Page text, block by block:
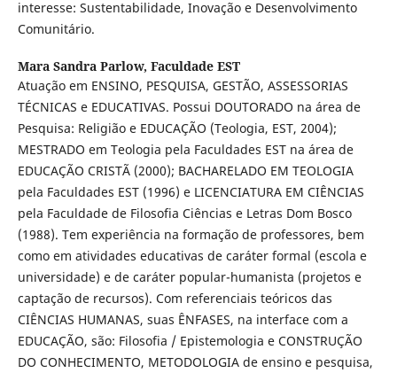
interesse: Sustentabilidade, Inovação e Desenvolvimento
Comunitário.
Mara Sandra Parlow, Faculdade EST
Atuação em ENSINO, PESQUISA, GESTÃO, ASSESSORIAS
TÉCNICAS e EDUCATIVAS. Possui DOUTORADO na área de
Pesquisa: Religião e EDUCAÇÃO (Teologia, EST, 2004);
MESTRADO em Teologia pela Faculdades EST na área de
EDUCAÇÃO CRISTÃ (2000); BACHARELADO EM TEOLOGIA
pela Faculdades EST (1996) e LICENCIATURA EM CIÊNCIAS
pela Faculdade de Filosofia Ciências e Letras Dom Bosco
(1988). Tem experiência na formação de professores, bem
como em atividades educativas de caráter formal (escola e
universidade) e de caráter popular-humanista (projetos e
captação de recursos). Com referenciais teóricos das
CIÊNCIAS HUMANAS, suas ÊNFASES, na interface com a
EDUCAÇÃO, são: Filosofia / Epistemologia e CONSTRUÇÃO
DO CONHECIMENTO, METODOLOGIA de ensino e pesquisa,